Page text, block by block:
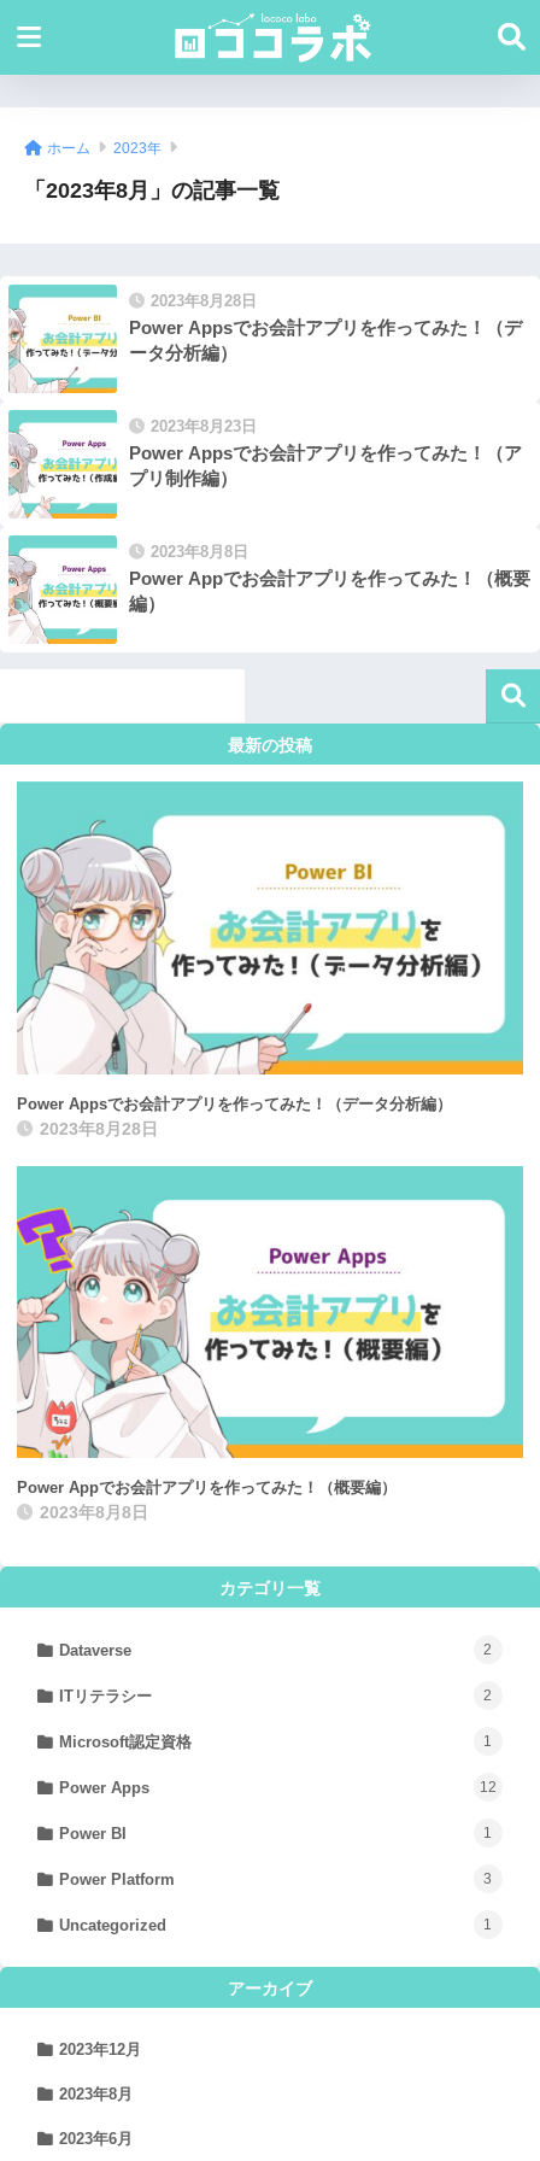
ホーム 2023年
「2023年8月」の記事一覧
2023年8月28日
Power Appsでお会計アプリを作ってみた！（デ
ータ分析編）
2023年8月23日
Power Appsでお会計アプリを作ってみた！（ア
プリ制作編）
2023年8月8日
Power Appでお会計アプリを作ってみた！（概要
編）
最新の投稿
Power Appsでお会計アプリを作ってみた！（データ分析編）
2023年8月28日
Power Appでお会計アプリを作ってみた！（概要編）
2023年8月8日
カテゴリ一覧
Dataverse 2
ITリテラシー 2
Microsoft認定資格 1
Power Apps 12
Power BI 1
Power Platform 3
Uncategorized 1
アーカイブ
2023年12月
2023年8月
2023年6月